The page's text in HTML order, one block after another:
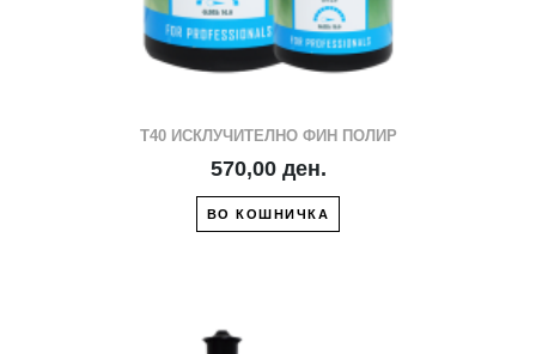
T40 ИСКЛУЧИТЕЛНО ФИН ПОЛИР
570,00 ден.
ВО КОШНИЧКА